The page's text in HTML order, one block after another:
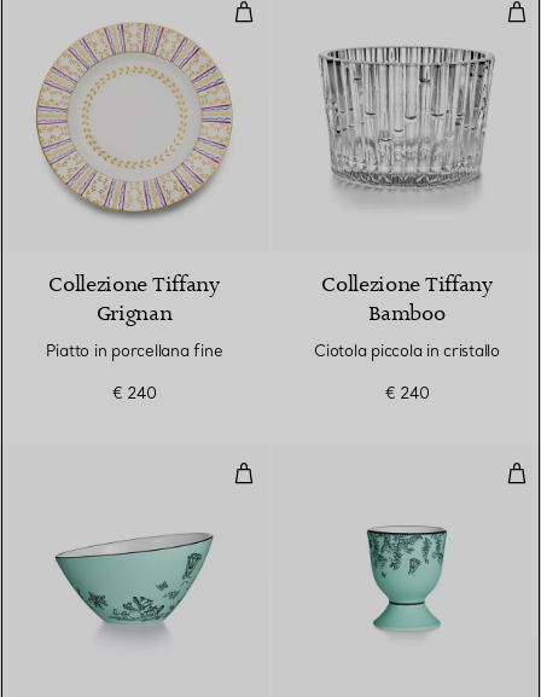
Piatto in porcellana fine
Collezione Tiffany
Grignan
Piatto in porcellana fine
€ 240
Collezione Tiffany
Bamboo
Ciotola piccola in cristallo
€ 240
Ciotolina per marmellata in